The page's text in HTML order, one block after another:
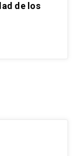
de los